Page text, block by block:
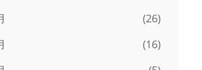
(26)
(16)